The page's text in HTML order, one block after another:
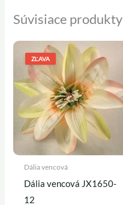
Súvisiace produkty
ZĽAVA
Dália vencová
Dália vencová JX1650-
12
Pôvodná
cena
bola:
0,25 €.
Aktuálna
cena
je:
0,22 €.